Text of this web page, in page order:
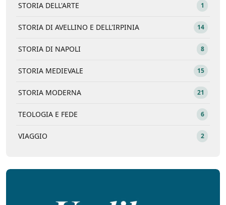
STORIA DELL'ARTE 1
STORIA DI AVELLINO E DELL'IRPINIA 14
STORIA DI NAPOLI 8
STORIA MEDIEVALE 15
STORIA MODERNA 21
TEOLOGIA E FEDE 6
VIAGGIO 2